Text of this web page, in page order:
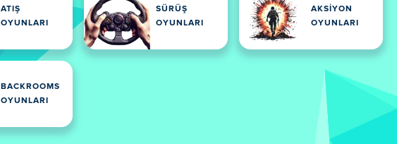
ATIŞ
OYUNLARI
SÜRÜŞ
OYUNLARI
AKSIYON
OYUNLARI
BACKROOMS
OYUNLARI